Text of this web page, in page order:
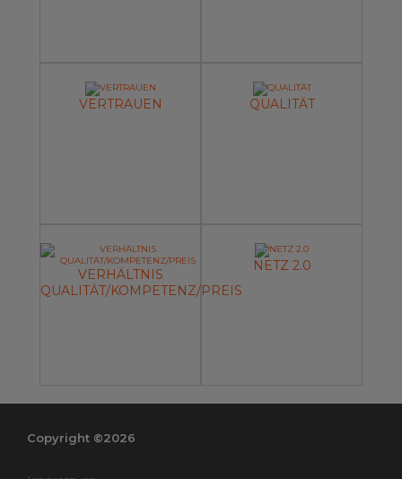
VERTRAUEN QUALITÄT
VERHÄLTNIS
QUALITÄT/KOMPETENZ/PREIS
NETZ 2.0
Copyright ©2026